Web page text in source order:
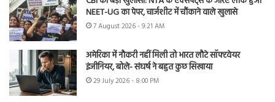
NEET-UG का पेपर, चार्जशीट में चौंकाने वाले खुलासे
7 August 2026 - 9:21 AM
अमेरिका में नौकरी नहीं मिली तो भारत लौटे सॉफ्टवेयर
इंजीनियर, बोले- संघर्ष ने बहुत कुछ सिखाया
29 July 2026 - 8:00 PM